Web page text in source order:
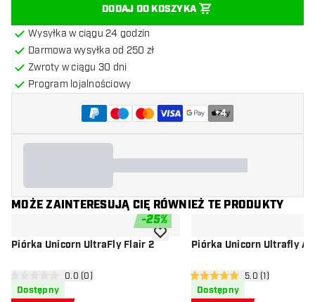
DODAJ DO KOSZYKA
Wysyłka w ciągu 24 godzin
Darmowa wysyłka od 250 zł
Zwroty w ciągu 30 dni
Program lojalnościowy
+4
MOŻE ZAINTERESUJĄ CIĘ RÓWNIEŻ TE PRODUKTY
-25%
Piórka Unicorn UltraFly Flair 2
otwórz panel recenzji
0 gwiazdki oceny0.0 (0)
Dostępny
dodaj do listy życzeń
Piórka Unicorn Ultrafly
otwórz panel
5 gwiazdki oceny
5.0 (1)
Dostępny